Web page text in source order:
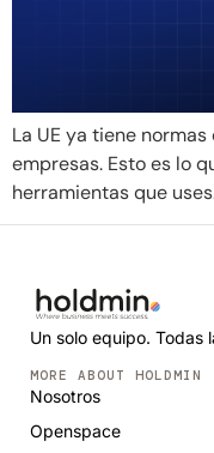
La UE ya tiene
empresas. Esto es lo
herramientas que
Un solo equipo. Todas
MORE ABOUT HOLDMIN
Nosotros
Openspace